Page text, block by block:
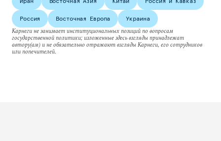
Россия Восточная Европа
Украина
Карнеги не занимает институциональных позиций по вопросам
государственной политики; изложенные здесь взгляды принадлежат
автору(ам) и не обязательно отражают взгляды Карнеги, его сотрудников
или попечителей.